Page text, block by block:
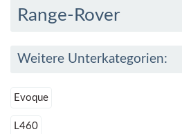
Range-Rover
Weitere Unterkategorien:
Evoque
L460